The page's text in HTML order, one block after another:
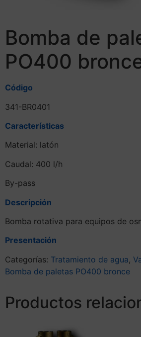
Bomba de
PO400
Código
341-BR0401
Características
Material: latón
Caudal: 400 l/h
By-pass
Descripción
Bomba rotativa para equipos de
Presentación
Categorías: Tratamiento de agua,
Bomba de paletas PO400 bronce
Productos